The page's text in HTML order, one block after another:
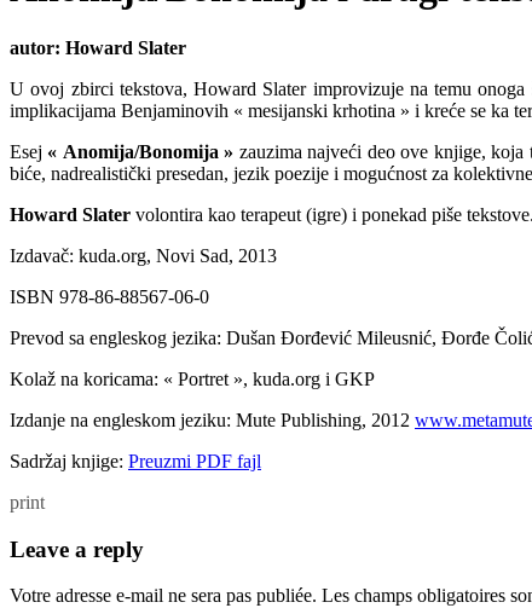
autor: Howard Slater
U ovoj zbirci tekstova, Howard Slater improvizuje na temu
implikacijama Benjaminovih « mesijanski krhotina » i kreće se ka
Esej « Anomija/Bonomija » zauzima najveći deo ove knjige,
biće, nadrealistički presedan, jezik poezije i mogućnost za
Howard Slater volontira kao terapeut (igre) i ponekad piše
Izdavač: kuda.org, Novi Sad, 2013
ISBN 978-86-88567-06-0
Prevod sa engleskog jezika: Dušan Đorđević Mileusnić, Đorđe
Kolaž na koricama: « Portret », kuda.org i GKP
Izdanje na engleskom jeziku: Mute Publishing, 2012
Sadržaj knjige: Preuzmi PDF fajl
print
Leave a reply
Votre adresse e-mail ne sera pas publiée. Les champs obligatoires